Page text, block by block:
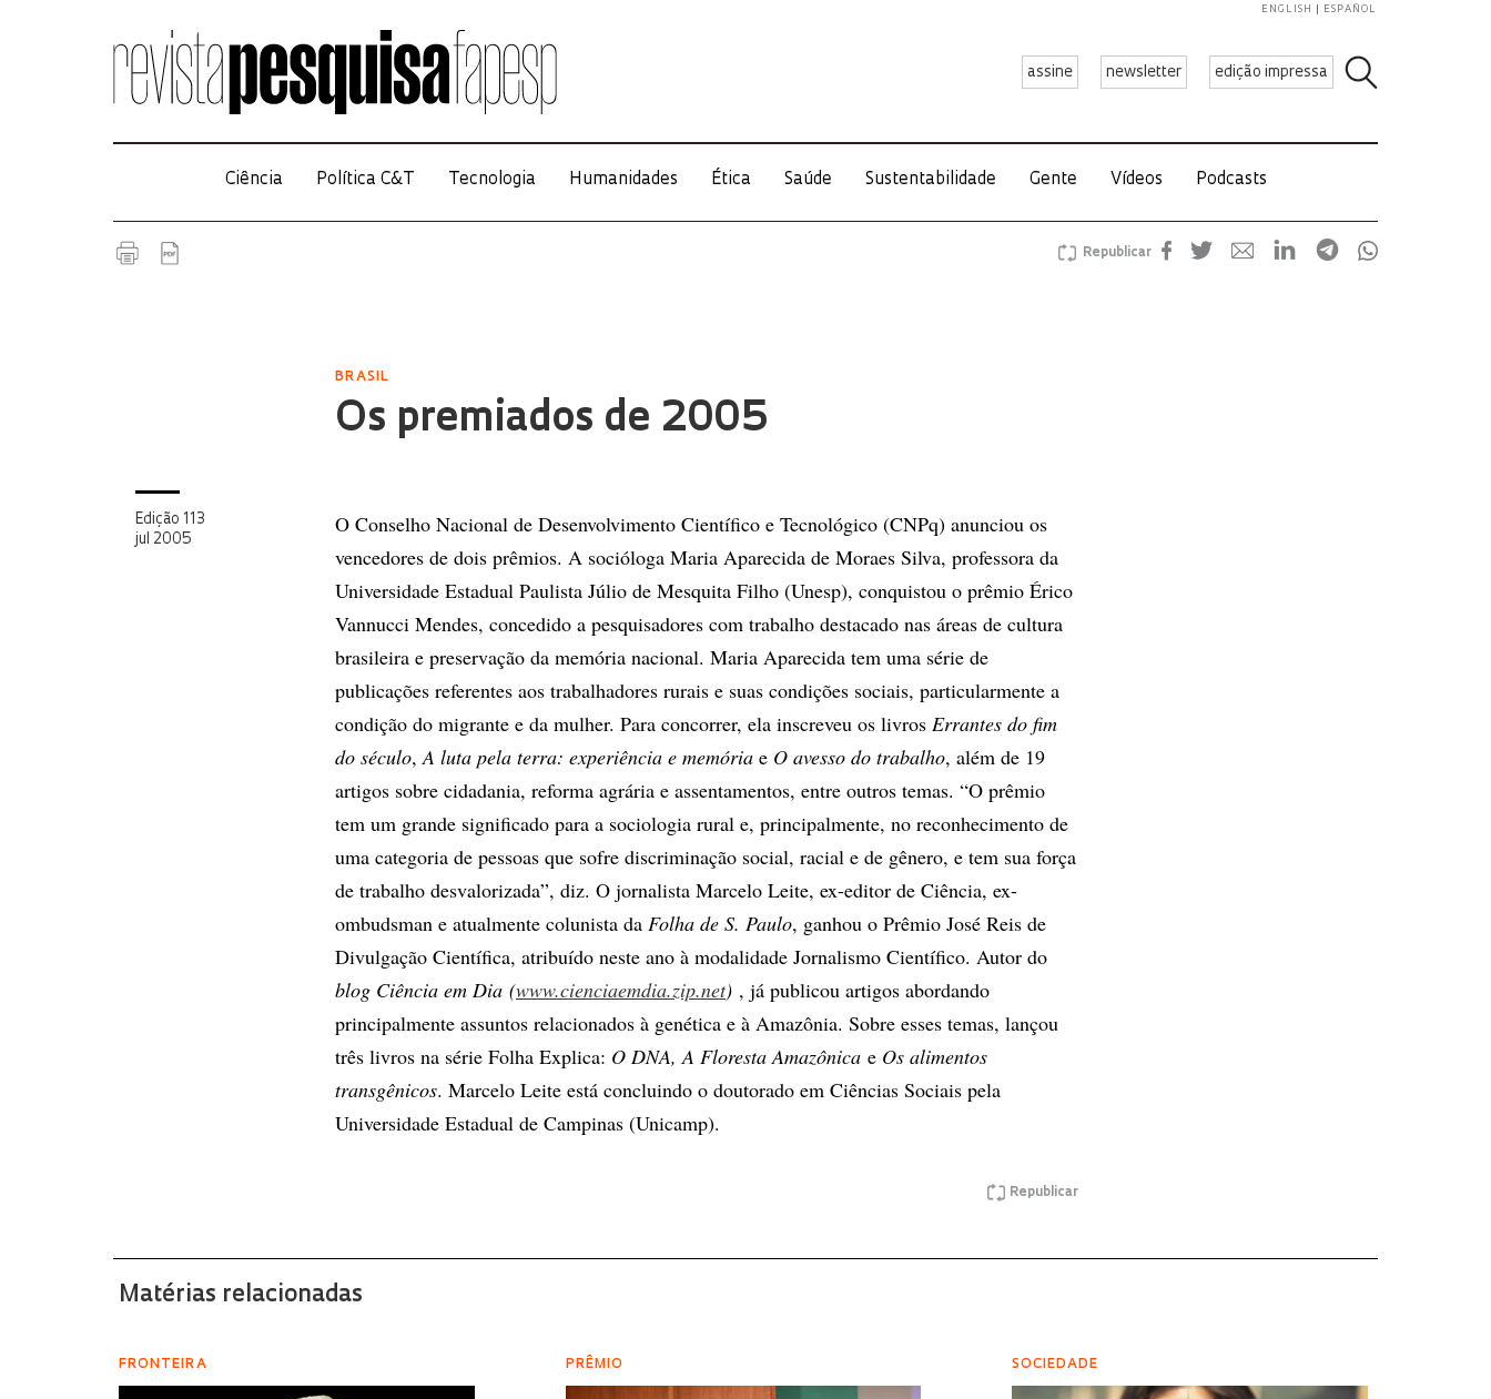
assine newsletter edição impressa
ENGLISH ESPAÑOL
Ciência Política C&T Tecnologia Humanidades Ética Saúde Sustentabilidade Gente Vídeos Podcasts
Republicar
BRASIL
Os premiados de 2005
Edição 113
jul 2005
O Conselho Nacional de Desenvolvimento Científico e Tecnológico (CNPq) anunciou os
vencedores de dois prêmios. A socióloga Maria Aparecida de Moraes Silva, professora da
Universidade Estadual Paulista Júlio de Mesquita Filho (Unesp), conquistou o prêmio Érico
Vannucci Mendes, concedido a pesquisadores com trabalho destacado nas áreas de cultura
brasileira e preservação da memória nacional. Maria Aparecida tem uma série de
publicações referentes aos trabalhadores rurais e suas condições sociais, particularmente a
condição do migrante e da mulher. Para concorrer, ela inscreveu os livros Errantes do fim
do século,A luta pela terra: experiência e memória e O avesso do trabalho, além de 19
artigos sobre cidadania, reforma agrária e assentamentos, entre outros temas. “O prêmio
tem um grande significado para a sociologia rural e, principalmente, no reconhecimento de
uma categoria de pessoas que sofre discriminação social, racial e de gênero, e tem sua força
de trabalho desvalorizada”, diz. O jornalista Marcelo Leite, ex-editor de Ciência, ex-
ombudsman e atualmente colunista da Folha de S. Paulo, ganhou o Prêmio José Reis de
Divulgação Científica, atribuído neste ano à modalidade Jornalismo Científico. Autor do
blog Ciência em Dia (www.cienciaemdia.zip.net) , já publicou artigos abordando
principalmente assuntos relacionados à genética e à Amazônia. Sobre esses temas, lançou
três livros na série Folha Explica: O DNA, A Floresta Amazônica e Os alimentos
transgênicos. Marcelo Leite está concluindo o doutorado em Ciências Sociais pela
Universidade Estadual de Campinas (Unicamp).
Republicar